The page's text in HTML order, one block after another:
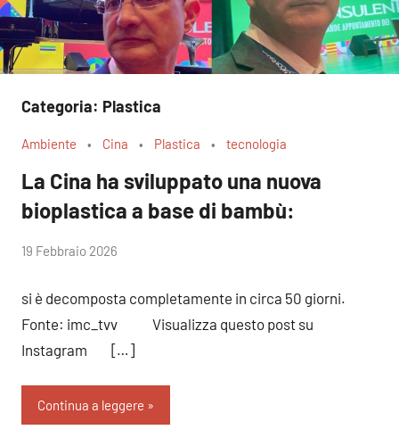
Categoria: Plastica
Ambiente Cina Plastica tecnologia
La Cina ha sviluppato una nuova
bioplastica a base di bambù:
di
19 Febbraio 2026
si è decomposta completamente in circa 50 giorni.
Fonte: imc_tvv Visualizza questo post su
Instagram […]
Continua a leggere